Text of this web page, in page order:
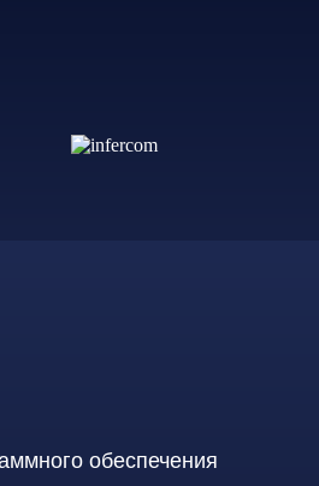
обеспечения